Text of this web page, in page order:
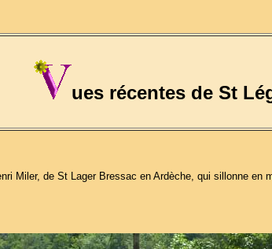
ues récentes de St
Miler, de St Lager Bressac en Ardèche, qui sillonne